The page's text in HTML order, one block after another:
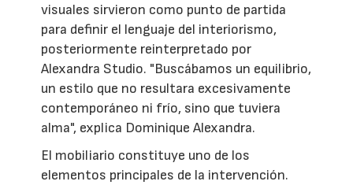
visuales sirvieron como punto de partida
para definir el lenguaje del interiorismo,
posteriormente reinterpretado por
Alexandra Studio. "Buscábamos un equilibrio,
un estilo que no resultara excesivamente
contemporáneo ni frío, sino que tuviera
alma", explica Dominique Alexandra.
El mobiliario constituye uno de los
elementos principales de la intervención.